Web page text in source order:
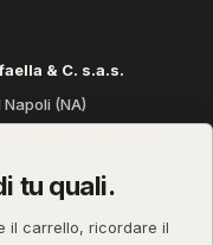
& C. s.a.s.
(NA)
tu quali.
il carrello, ricordare il